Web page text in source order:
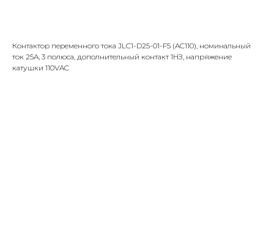
Контактор переменного тока JLC1-D25-01-F5 (AC110), номинальный
ток 25A, 3 полюса, дополнительный контакт 1НЗ, напряжение
катушки 110VAC